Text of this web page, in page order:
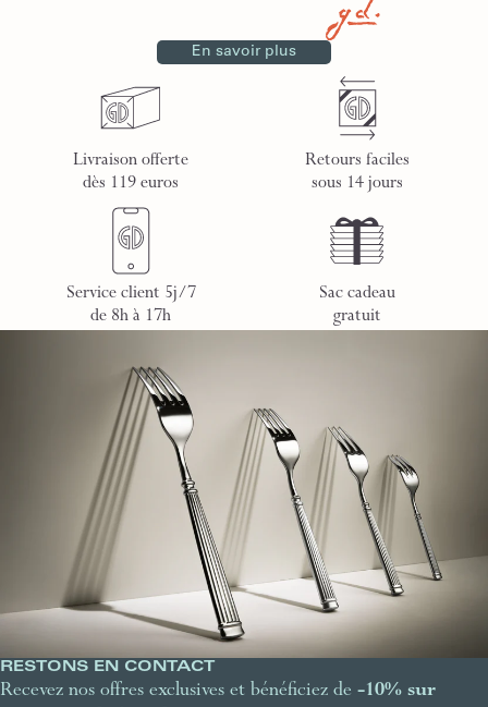
En savoir plus
Livraison offerte
dès 119 euros
Retours faciles
sous 14 jours
Service client 5j/7
de 8h à 17h
Sac cadeau
gratuit
RESTONS EN CONTACT
Recevez nos offres exclusives et bénéficiez de -10% sur